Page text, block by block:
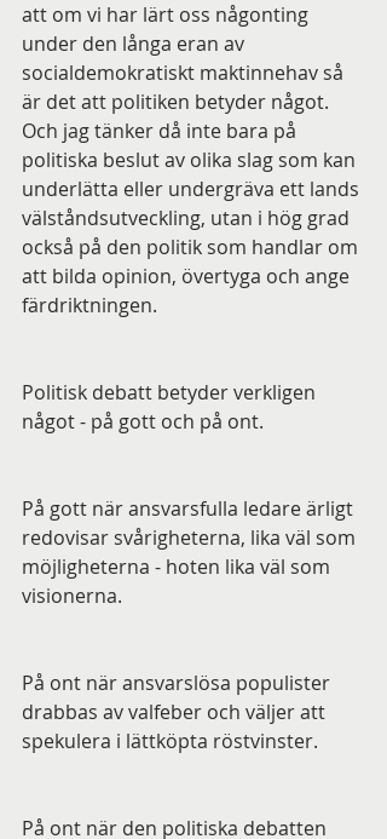
att om vi har lärt oss någonting
under den långa eran av
socialdemokratiskt maktinnehav så
är det att politiken betyder något.
Och jag tänker då inte bara på
politiska beslut av olika slag som kan
underlätta eller undergräva ett lands
välståndsutveckling, utan i hög grad
också på den politik som handlar om
att bilda opinion, övertyga och ange
färdriktningen.
Politisk debatt betyder verkligen
något - på gott och på ont.
På gott när ansvarsfulla ledare ärligt
redovisar svårigheterna, lika väl som
möjligheterna - hoten lika väl som
visionerna.
På ont när ansvarslösa populister
drabbas av valfeber och väljer att
spekulera i lättköpta röstvinster.
På ont när den politiska debatten